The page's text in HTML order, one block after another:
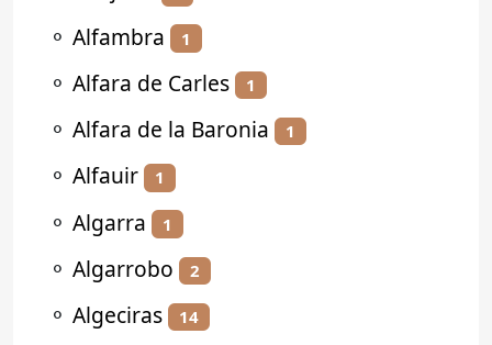
⚬ Alfambra 1
⚬ Alfara de Carles 1
⚬ Alfara de la Baronia 1
⚬ Alfauir 1
⚬ Algarra 1
⚬ Algarrobo 2
⚬ Algeciras 14